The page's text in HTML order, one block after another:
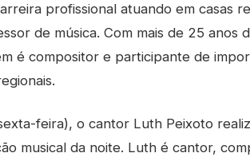
profissional atuando em casas
de música. Com mais de 25 anos
é compositor e participante de
feira), o cantor Luth Peixoto
musical da noite. Luth é cantor,